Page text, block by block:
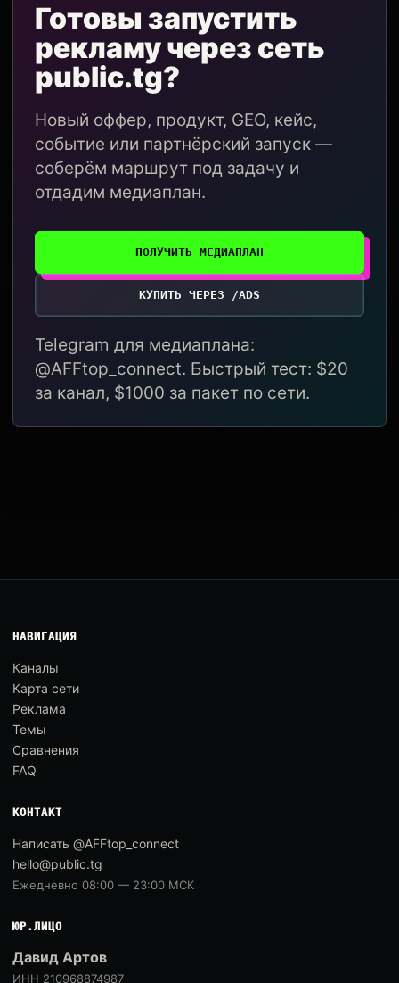
Готовы запустить
рекламу через сеть
public.tg?
Новый оффер, продукт, GEO, кейс,
событие или партнёрский запуск —
соберём маршрут под задачу и
отдадим медиаплан.
ПОЛУЧИТЬ МЕДИАПЛАН
КУПИТЬ ЧЕРЕЗ /ADS
Telegram для медиаплана:
@AFFtop_connect. Быстрый тест: $20
за канал, $1000 за пакет по сети.
НАВИГАЦИЯ
Каналы
Карта сети
Реклама
Темы
Сравнения
FAQ
КОНТАКТ
Написать @AFFtop_connect
hello@public.tg
Ежедневно 08:00 — 23:00 МСК
ЮР.ЛИЦО
Давид Артов
ИНН 210968874987